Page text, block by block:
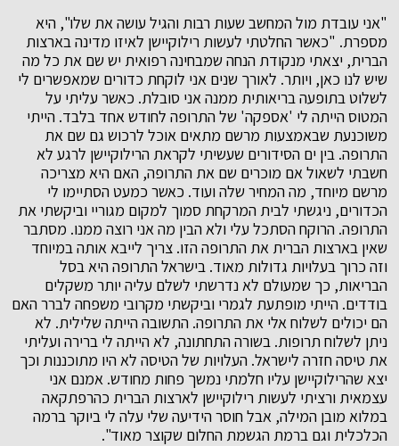
"אני עובדת מול המחשב שעות רבות והגיל עושה את שלו", היא
מספרת. "כאשר החלטתי לעשות רילוקיישן לאיזו מדינה בארצות
הברית, יצאתי מנקודת הנחה שמבחינה רפואית יש שם את כל מה
שיש לנו כאן, ויותר. לאורך שנים אני לוקחת כדורים שמאפשרים לי
לשלוט בתופעה בריאותית ממנה אני סובלת. כאשר עליתי על
המטוס הייתה לי 'אספקה' של התרופה לחודש אחד בלבד. הייתי
משוכנעת שבאמצעות מרשם מתאים אוכל לרכוש גם שם את
התרופה. בין ים הסידורים שעשיתי לקראת הרילוקיישן לרגע לא
חשבתי לשאול אם מוכרים שם את התרופה, האם היא מצריכה
מרשם מיוחד, מה המחיר שלה ועוד. כאשר כמעט הסתיימו לי
הכדורים, ניגשתי לבית המרקחת סמוך למקום מגוריי וביקשתי את
התרופה. הרוקח הסתכל עלי ולא הבין מה אני רוצה ממנו. מסתבר
שאין בארצות הברית את התרופה הזו. צריך לייבא אותה במיוחד
וזה כרוך בעלויות גדולות מאוד. בישראל התרופה היא בסל
הבריאות, כך שמעולם לא נדרשתי לשלם עליה יותר משקלים
בודדים. הייתי מופתעת לגמרי וביקשתי מקרובי משפחה לברר האם
הם יכולים לשלוח אלי את התרופה. התשובה הייתה שלילית. לא
ניתן לשלוח תרופות. בשורה התחתונה, לא הייתה לי ברירה ועליתי
את טיסה חזרה לישראל. העלויות של הטיסה לא היו מתוכננות וכך
יצא שהרילוקיישן עליו חלמתי נמשך פחות מחודש. אמנם אני
עצמאית ורציתי לעשות רילוקיישן לארצות הברית כהרפתקאה
במלוא מובן המילה, אבל חוסר הידיעה שלי עלה לי ביוקר ברמה
הכלכלית וגם ברמת הגשמת החלום שקוצר מאוד".